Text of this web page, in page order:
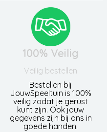
100% Veilig
Veilig bestellen
Bestellen bij
JouwSpeeltuin is 100%
veilig zodat je gerust
kunt zijn. Ook jouw
gegevens zijn bij ons in
goede handen.